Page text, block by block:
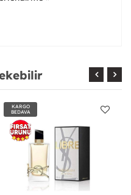
KARGO
BEDAVA